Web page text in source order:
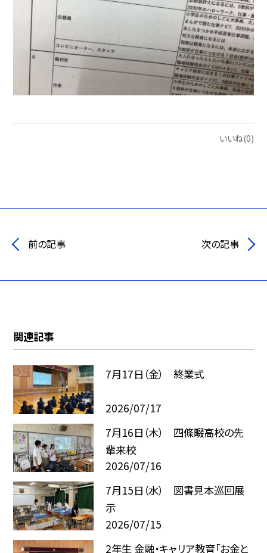
いいね(0)
前の記事 次の記事
関連記事
7月17日（金） 終業式
2026/07/17
7月16日（木） 四條畷高校の先
輩来校
2026/07/16
7月15日（水） 図書見本巡回展
示
2026/07/15
2年生 金融・キャリア教育「お金と